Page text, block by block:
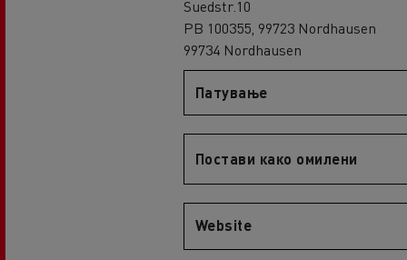
D Wide E-Tech
An engineer's dream
Design: the electric truck revolution
Suedstr.10
PB 100355, 99723 Nordhausen
99734 Nordhausen
Патување
Постави како омилени
Website